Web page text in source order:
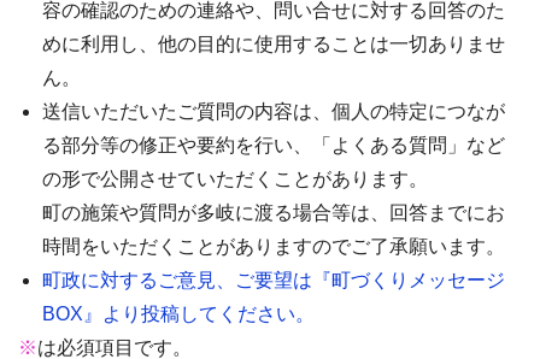
容の確認のための連絡や、問い合せに対する回答のた
めに利用し、他の目的に使用することは一切ありませ
ん。
送信いただいたご質問の内容は、個人の特定につなが
る部分等の修正や要約を行い、「よくある質問」など
の形で公開させていただくことがあります。
町の施策や質問が多岐に渡る場合等は、回答までにお
時間をいただくことがありますのでご了承願います。
町政に対するご意見、ご要望は『町づくりメッセージ
BOX』より投稿してください。
※は必須項目です。